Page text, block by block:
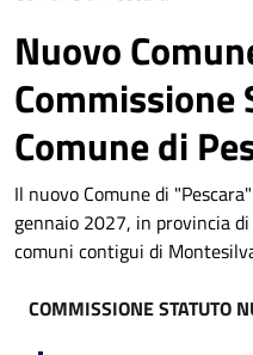
Nuovo
Comune di
Il nuovo Comune di
gennaio 2027, in provincia
comuni contigui di
COMMISSIONE STATUTO